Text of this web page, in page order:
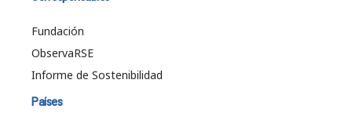
Fundación
ObservaRSE
Informe de Sostenibilidad
Países